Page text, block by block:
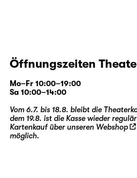
Öffnungszeiten
Mo–Fr 10:00–19:00
Sa 10:00–14:00
Vom 6.7. bis 18.8. bleibt die
dem 19.8. ist die Kasse wieder
Kartenkauf über unseren Webshop
möglich.